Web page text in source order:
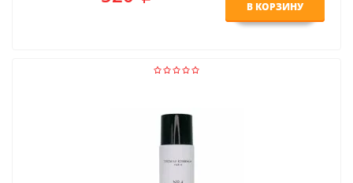
В КОРЗИНУ